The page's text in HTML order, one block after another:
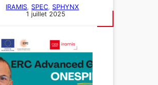
IRAMIS, SPEC, SPHYNX
1 juillet 2025